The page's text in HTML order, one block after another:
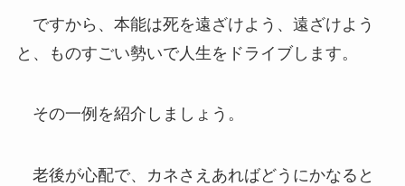
ですから、本能は死を遠ざけよう、遠ざけよう
と、ものすごい勢いで人生をドライブします。
その一例を紹介しましょう。
老後が心配で、カネさえあればどうにかなると